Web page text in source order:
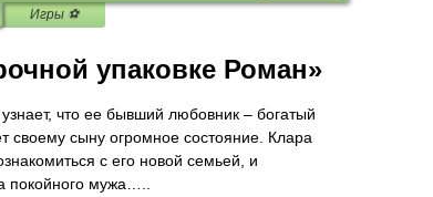
Игры ⚽
упаковке Роман»
что ее бывший любовник – богатый
своему сыну огромное состояние. Клара
с его новой семьей, и
покойного мужа…..